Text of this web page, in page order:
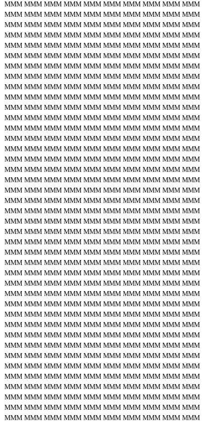
MMM MMM MMM MMM MMM MMM MMM MMM MMM MMM
MMM MMM MMM MMM MMM MMM MMM MMM MMM MMM
MMM MMM MMM MMM MMM MMM MMM MMM MMM MMM
MMM MMM MMM MMM MMM MMM MMM MMM MMM MMM
MMM MMM MMM MMM MMM MMM MMM MMM MMM MMM
MMM MMM MMM MMM MMM MMM MMM MMM MMM MMM
MMM MMM MMM MMM MMM MMM MMM MMM MMM MMM
MMM MMM MMM MMM MMM MMM MMM MMM MMM MMM
MMM MMM MMM MMM MMM MMM MMM MMM MMM MMM
MMM MMM MMM MMM MMM MMM MMM MMM MMM MMM
MMM MMM MMM MMM MMM MMM MMM MMM MMM MMM
MMM MMM MMM MMM MMM MMM MMM MMM MMM MMM
MMM MMM MMM MMM MMM MMM MMM MMM MMM MMM
MMM MMM MMM MMM MMM MMM MMM MMM MMM MMM
MMM MMM MMM MMM MMM MMM MMM MMM MMM MMM
MMM MMM MMM MMM MMM MMM MMM MMM MMM MMM
MMM MMM MMM MMM MMM MMM MMM MMM MMM MMM
MMM MMM MMM MMM MMM MMM MMM MMM MMM MMM
MMM MMM MMM MMM MMM MMM MMM MMM MMM MMM
MMM MMM MMM MMM MMM MMM MMM MMM MMM MMM
MMM MMM MMM MMM MMM MMM MMM MMM MMM MMM
MMM MMM MMM MMM MMM MMM MMM MMM MMM MMM
MMM MMM MMM MMM MMM MMM MMM MMM MMM MMM
MMM MMM MMM MMM MMM MMM MMM MMM MMM MMM
MMM MMM MMM MMM MMM MMM MMM MMM MMM MMM
MMM MMM MMM MMM MMM MMM MMM MMM MMM MMM
MMM MMM MMM MMM MMM MMM MMM MMM MMM MMM
MMM MMM MMM MMM MMM MMM MMM MMM MMM MMM
MMM MMM MMM MMM MMM MMM MMM MMM MMM MMM
MMM MMM MMM MMM MMM MMM MMM MMM MMM MMM
MMM MMM MMM MMM MMM MMM MMM MMM MMM MMM
MMM MMM MMM MMM MMM MMM MMM MMM MMM MMM
MMM MMM MMM MMM MMM MMM MMM MMM MMM MMM
MMM MMM MMM MMM MMM MMM MMM MMM MMM MMM
MMM MMM MMM MMM MMM MMM MMM MMM MMM MMM
MMM MMM MMM MMM MMM MMM MMM MMM MMM MMM
MMM MMM MMM MMM MMM MMM MMM MMM MMM MMM
MMM MMM MMM MMM MMM MMM MMM MMM MMM MMM
MMM MMM MMM MMM MMM MMM MMM MMM MMM MMM
MMM MMM MMM MMM MMM MMM MMM MMM MMM MMM
MMM MMM MMM MMM MMM MMM MMM MMM MMM MMM